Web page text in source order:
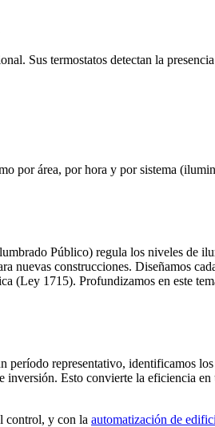
Sus termostatos detectan la
por área, por hora y por sistema
Público) regula los niveles de
nuevas construcciones. Diseñamos
(Ley 1715). Profundizamos en este
período representativo, identificamos
Esto convierte la eficiencia
control, y con la automatización de